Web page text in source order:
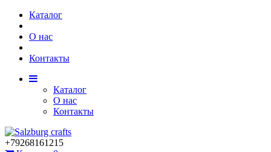
Каталог
О нас
Контакты
Каталог
О нас
Контакты
+79268161215